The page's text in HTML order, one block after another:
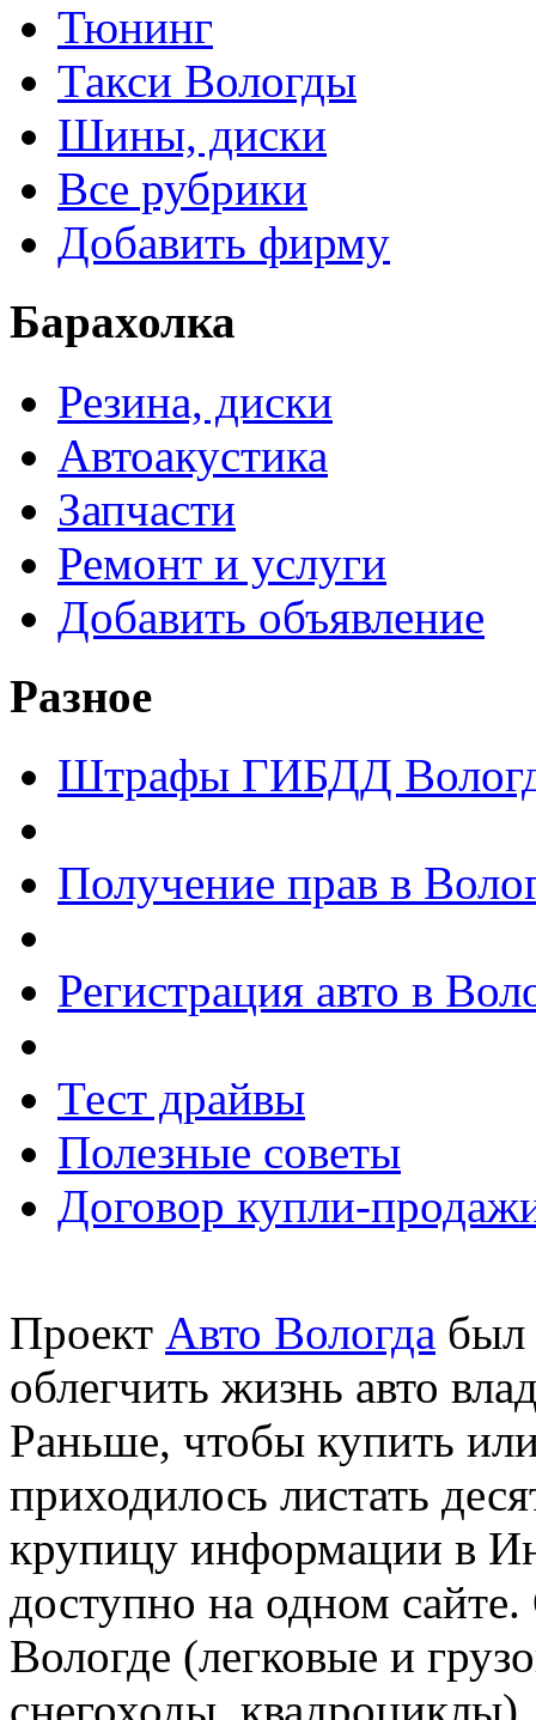
Тюнинг
Такси Вологды
Шины, диски
Все рубрики
Добавить фирму
Барахолка
Резина, диски
Автоакустика
Запчасти
Ремонт и услуги
Добавить объявление
Разное
Штрафы ГИБДД
Получение прав в
Регистрация авто в
Тест драйвы
Полезные советы
Договор купли-
Проект Авто Вологда был
облегчить жизнь авто
Раньше, чтобы купить
приходилось листать
крупицу информации в
доступно на одном
Вологде (легковые и